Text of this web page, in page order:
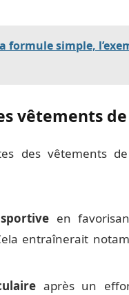
formule simple,
vêtements
des vêtements
en
entraînerait
après un